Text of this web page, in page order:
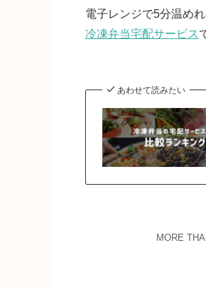
電子レンジで5分温め
冷凍弁当宅配サービス
あわせて読みたい